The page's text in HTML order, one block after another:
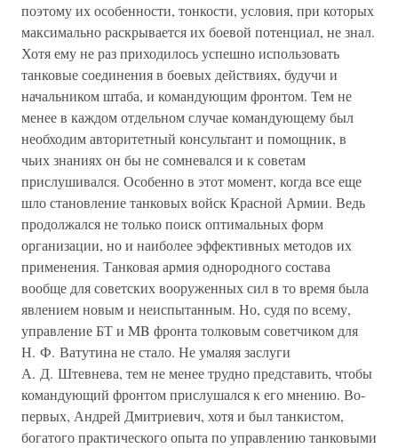
поэтому их особенности, тонкости, условия, при которых
максимально раскрывается их боевой потенциал, не знал.
Хотя ему не раз приходилось успешно использовать
танковые соединения в боевых действиях, будучи и
начальником штаба, и командующим фронтом. Тем не
менее в каждом отдельном случае командующему был
необходим авторитетный консультант и помощник, в
чьих знаниях он бы не сомневался и к советам
прислушивался. Особенно в этот момент, когда все еще
шло становление танковых войск Красной Армии. Ведь
продолжался не только поиск оптимальных форм
организации, но и наиболее эффективных методов их
применения. Танковая армия однородного состава
вообще для советских вооруженных сил в то время была
явлением новым и неиспытанным. Но, судя по всему,
управление БТ и MB фронта толковым советчиком для
Н. Ф. Ватутина не стало. Не умаляя заслуги
А. Д. Штевнева, тем не менее трудно представить, чтобы
командующий фронтом прислушался к его мнению. Во-
первых, Андрей Дмитриевич, хотя и был танкистом,
богатого практического опыта по управлению танковыми